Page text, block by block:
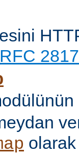
RFC 2817